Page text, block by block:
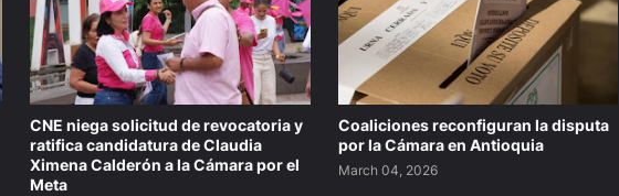
CNE niega solicitud de revocatoria y
ratifica candidatura de Claudia
Ximena Calderón a la Cámara por el
Meta
Coaliciones reconfiguran la disputa
por la Cámara en Antioquia
March 04, 2026